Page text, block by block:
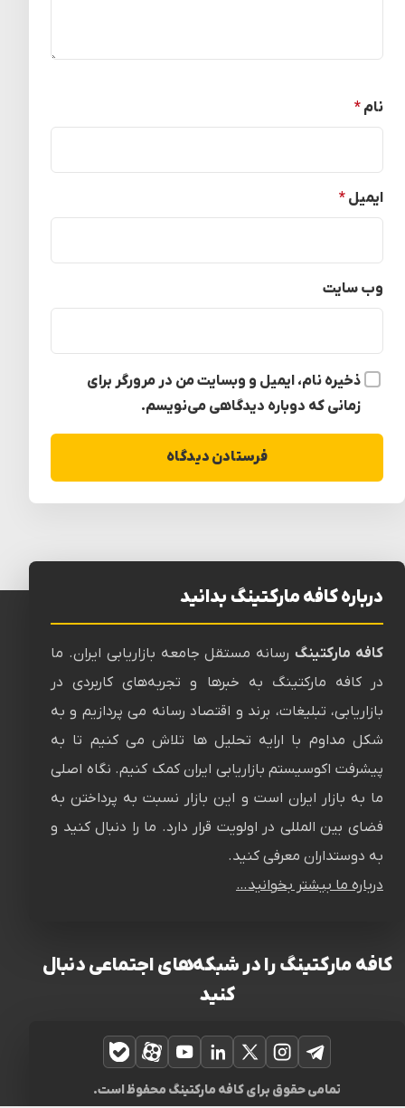
نام *
ایمیل *
وب‌ سایت
ذخیره نام، ایمیل و وبسایت من در مرورگر برای
زمانی که دوباره دیدگاهی می‌نویسم.
درباره کافه مارکتینگ بدانید
کافه مارکتینگرسانه‌ مستقل جامعه بازاریابی ایران. ما
در کافه مارکتینگ به خبرها و تجربه‌های کاربردی در
بازاریابی، تبلیغات، برند و اقتصاد رسانه می پردازیم و به
شکل مداوم با ارایه تحلیل ها تلاش می کنیم تا به
پیشرفت اکوسیستم بازاریابی ایران کمک کنیم. نگاه اصلی
ما به بازار ایران است و این بازار نسبت به پرداختن به
فضای بین المللی در اولویت قرار دارد. ما را دنبال کنید و
به دوستداران معرفی کنید.
درباره ما بیشتر بخوانید…
کافه مارکتینگ را در شبکه‌های اجتماعی دنبال
کنید
تلگراماینستاگرام
ایکسلینکدینیوتیوبآپاراتبله
تمامی حقوق برای کافه مارکتینگ محفوظ است.